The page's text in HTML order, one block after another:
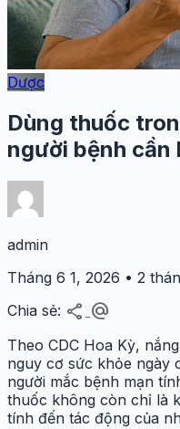
Dược
Dùng thuốc
người bệnh cần
admin
Tháng 6 1, 2026 • 2
Chia sẻ: share alternate_email
Theo CDC Hoa Kỳ,
nguy cơ sức khỏe ngày
người mắc bệnh mạn
thuốc không còn chỉ là
tính đến tác động của